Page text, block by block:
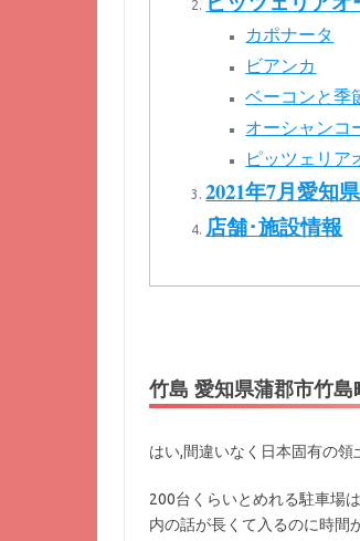
カポナータ
ビアンカ
ベーコンと季
オーシャンコ
ピッツェリア
2021年7月愛知
店舗･施設情報
竹島 愛知県蒲郡市竹島
はい,間違いなく日本固有の領
200台くらいとめれる駐車場
内の話が長くて入るのに時間